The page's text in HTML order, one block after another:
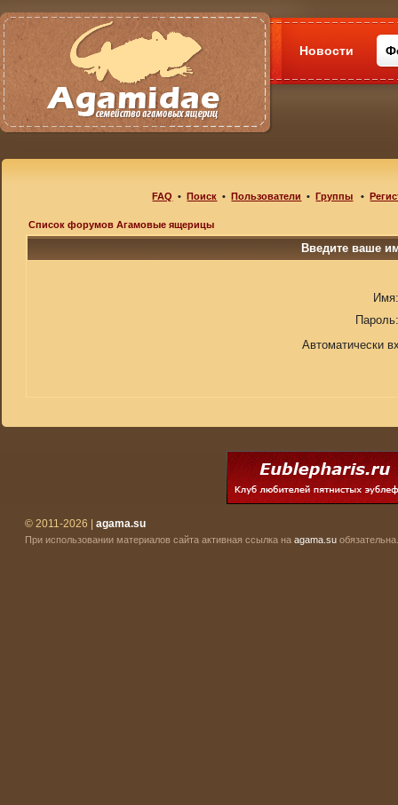
Новости
FAQ •Поиск •Пользователи •Группы •
Список форумов Агамовые ящерицы
Введите ваше
Имя:
Пароль:
Автоматически
© 2011-2026 | agama.su
При использовании материалов сайта активная ссылка на agama.su обязательна.